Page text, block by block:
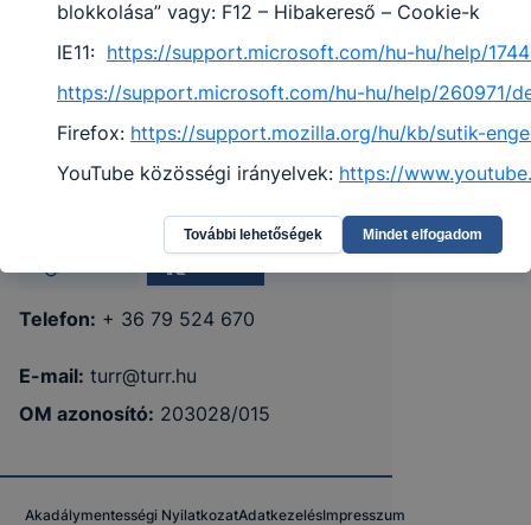
Bajai Szakképzési Centrum Türr
István Technikum
6500 Baja, Bácska tér 1.
Telefon: + 36 79 524 670
E-mail: turr@turr.hu
OM azonosító: 203028/015
Akadálymentességi NyilatkozatAdatkezelésImpresszum
blokkolása” vagy: F12 – Hibakereső – Cookie-k
IE11: https://support.microsoft.com/hu-hu/help/
https://support.microsoft.com/hu-hu/help/260971/
Firefox: https://support.mozilla.org/hu/kb/sutik-
YouTube közösségi irányelvek: https://
További lehetőségek Mindet elfogadom